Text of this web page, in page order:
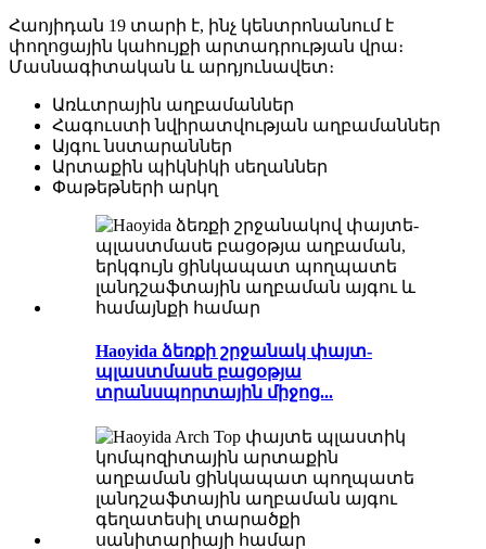
Հաոյիդան 19 տարի է, ինչ կենտրոնանում է
փողոցային կահույքի արտադրության վրա։
Մասնագիտական ​​և արդյունավետ։
Առևտրային աղբամաններ
Հագուստի նվիրատվության աղբամաններ
Այգու նստարաններ
Արտաքին պիկնիկի սեղաններ
Փաթեթների արկղ
Haoyida ձեռքի շրջանակ փայտ-
պլաստմասե բացօթյա
տրանսպորտային միջոց...